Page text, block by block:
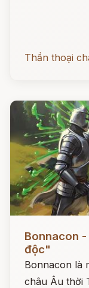
Thần thoại
Bonnacon
độc"
Bonnacon là
châu Âu thời